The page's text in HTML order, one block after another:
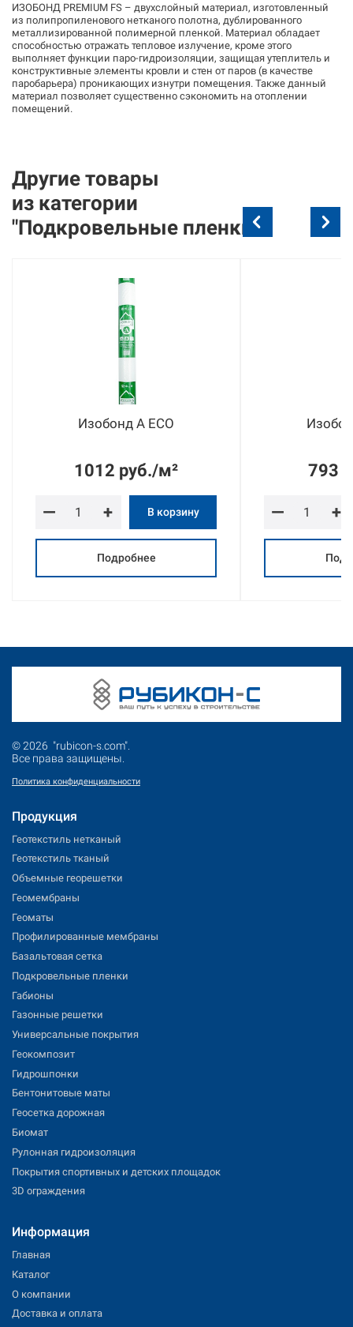
ИЗОБОНД PREMIUM FS – двухслойный материал, изготовленный
из полипропиленового нетканого полотна, дублированного
металлизированной полимерной пленкой. Материал обладает
способностью отражать тепловое излучение, кроме этого
выполняет функции паро-гидроизоляции, защищая утеплитель и
конструктивные элементы кровли и стен от паров (в качестве
паробарьера) проникающих изнутри помещения. Также данный
материал позволяет существенно сэкономить на отоплении
помещений.
Другие товары
из категории
"Подкровельные пленки"
Изобонд A ECO
1012 руб./м²
— + В корзину
Подробнее
793
— +
© 2026 "rubicon-s.com".
Все права защищены.
Политика конфиденциальности
Продукция
Геотекстиль нетканый
Геотекстиль тканый
Объемные георешетки
Геомембраны
Геоматы
Профилированные мембраны
Базальтовая сетка
Подкровельные пленки
Габионы
Газонные решетки
Универсальные покрытия
Геокомпозит
Гидрошпонки
Бентонитовые маты
Геосетка дорожная
Биомат
Рулонная гидроизоляция
Покрытия спортивных и детских площадок
3D ограждения
Информация
Главная
Каталог
О компании
Доставка и оплата